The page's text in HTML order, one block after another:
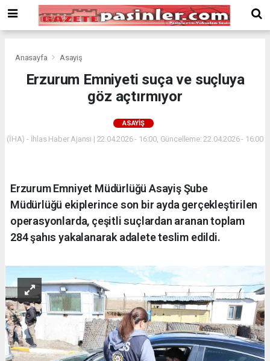
Bonusu
Veren
deneme
siteler
Veren
Anasayfa Asayiş
Erzurum Emniyeti suça ve suçluya
göz açtırmıyor
ASAYIŞ
(İHA) - İhlas Haber Ajansı | 22.04.2026 - 16:00, Güncelleme: 22.04.2026 - 16:00
Erzurum Emniyet Müdürlüğü Asayiş Şube
Müdürlüğü ekiplerince son bir ayda gerçekleştirilen
operasyonlarda, çeşitli suçlardan aranan toplam
284 şahıs yakalanarak adalete teslim edildi.